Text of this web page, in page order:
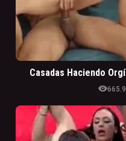
Casadas Haciendo
visibility